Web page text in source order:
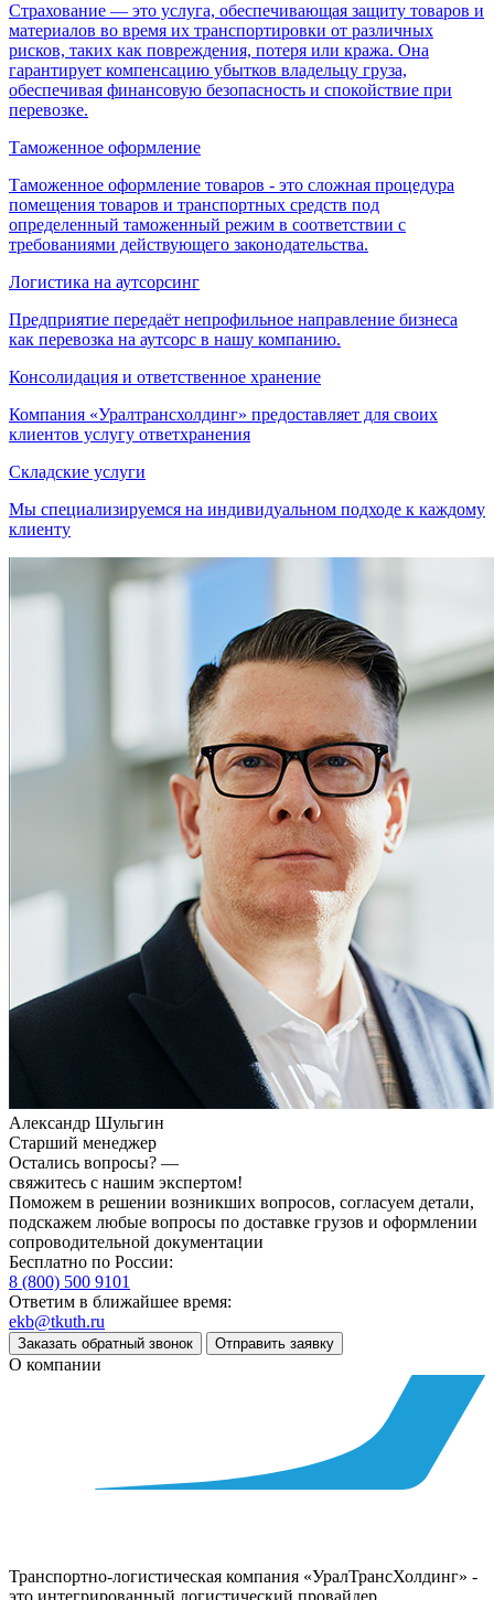
Страхование — это услуга, обеспечивающая защиту товаров и
материалов во время их транспортировки от различных
рисков, таких как повреждения, потеря или кража. Она
гарантирует компенсацию убытков владельцу груза,
обеспечивая финансовую безопасность и спокойствие при
перевозке.
Таможенное оформление
Таможенное оформление товаров - это сложная процедура
помещения товаров и транспортных средств под
определенный таможенный режим в соответствии с
требованиями действующего законодательства.
Логистика на аутсорсинг
Предприятие передаёт непрофильное направление бизнеса
как перевозка на аутсорс в нашу компанию.
Консолидация и ответственное хранение
Компания «Уралтрансхолдинг» предоставляет для своих
клиентов услугу ответхранения
Складские услуги
Мы специализируемся на индивидуальном подходе к каждому
клиенту
Александр Шульгин
Старший менеджер
Остались вопросы? —
свяжитесь с нашим экспертом!
Поможем в решении возникших вопросов, согласуем детали,
подскажем любые вопросы по доставке грузов и оформлении
сопроводительной документации
Бесплатно по России:
8 (800) 500 9101
Ответим в ближайшее время:
ekb@tkuth.ru
Заказать обратный звонок Отправить заявку
О компании
Транспортно-логистическая компания «УралТрансХолдинг» -